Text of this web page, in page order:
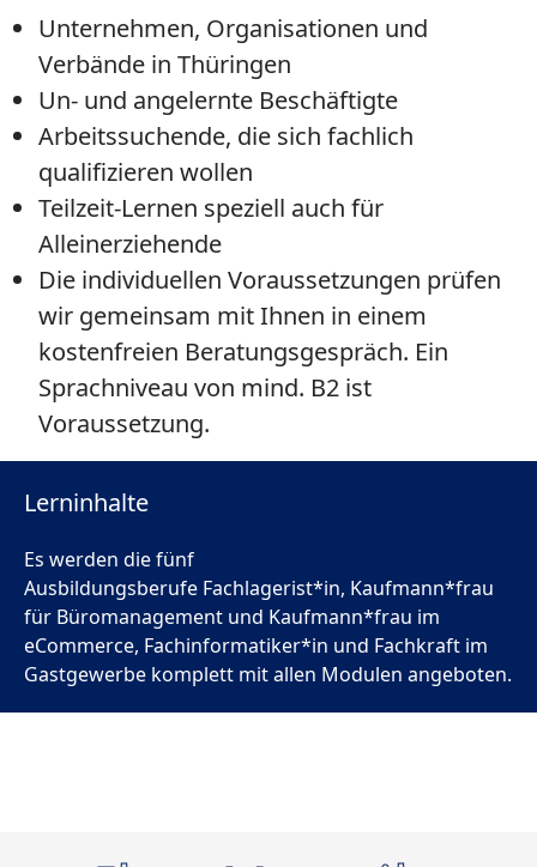
Unternehmen, Organisationen und
Verbände in Thüringen
Un- und angelernte Beschäftigte
Arbeitssuchende, die sich fachlich
qualifizieren wollen
Teilzeit-Lernen speziell auch für
Alleinerziehende
Die individuellen Voraussetzungen prüfen
wir gemeinsam mit Ihnen in einem
kostenfreien Beratungsgespräch. Ein
Sprachniveau von mind. B2 ist
Voraussetzung.
Lerninhalte
Es werden die fünf
Ausbildungsberufe Fachlagerist*in, Kaufmann*frau
für Büromanagement und Kaufmann*frau im
eCommerce, Fachinformatiker*in und Fachkraft im
Gastgewerbe komplett mit allen Modulen angeboten.